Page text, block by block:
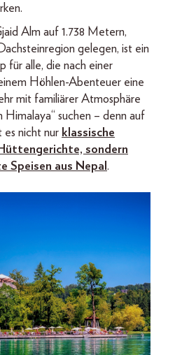
Alm auf 1.738 Metern,
gelegen, ist ein
für alle, die nach einer
Höhlen-Abenteuer eine
mit familiärer Atmosphäre
Himalaya“ suchen – denn auf
nicht nur klassische
sondern
Speisen aus Nepal .